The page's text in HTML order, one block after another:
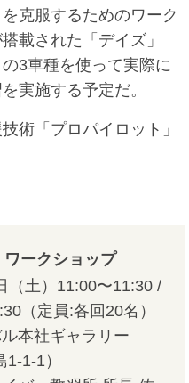
克服するためのワーク
載された「デイズ」
3車種を使って実際に
実施する予定だ。
術「プロパイロット」
ワークショップ
（土）11:00〜11:30 /
（定員:各回20名）
本社ギャラリー
1-1）